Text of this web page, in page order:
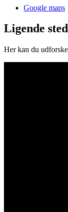
Google maps
Ligende
Her kan du